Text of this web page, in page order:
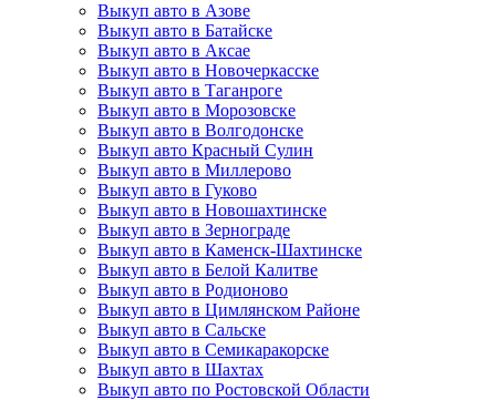
Выкуп авто в Азове
Выкуп авто в Батайске
Выкуп авто в Аксае
Выкуп авто в Новочеркасске
Выкуп авто в Таганроге
Выкуп авто в Морозовске
Выкуп авто в Волгодонске
Выкуп авто Красный Сулин
Выкуп авто в Миллерово
Выкуп авто в Гуково
Выкуп авто в Новошахтинске
Выкуп авто в Зернограде
Выкуп авто в Каменск-Шахтинске
Выкуп авто в Белой Калитве
Выкуп авто в Родионово
Выкуп авто в Цимлянском Районе
Выкуп авто в Сальске
Выкуп авто в Семикаракорске
Выкуп авто в Шахтах
Выкуп авто по Ростовской Области